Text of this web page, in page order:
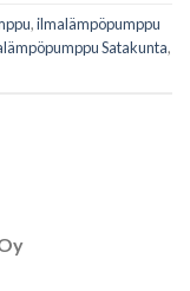
,ilmalämpöpumppu
Satakunta,